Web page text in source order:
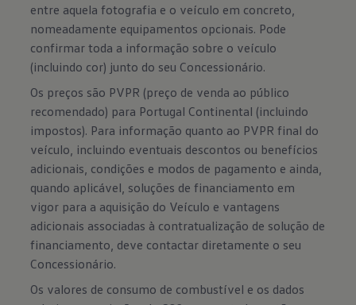
entre aquela fotografia e o veículo em concreto,
nomeadamente equipamentos opcionais. Pode
confirmar toda a informação sobre o veículo
(incluindo cor) junto do seu Concessionário.
Os preços são PVPR (preço de venda ao público
recomendado) para Portugal Continental (incluindo
impostos). Para informação quanto ao PVPR final do
veículo, incluindo eventuais descontos ou benefícios
adicionais, condições e modos de pagamento e ainda,
quando aplicável, soluções de financiamento em
vigor para a aquisição do Veículo e vantagens
adicionais associadas à contratualização de solução de
financiamento, deve contactar diretamente o seu
Concessionário.
Os valores de consumo de combustível e os dados